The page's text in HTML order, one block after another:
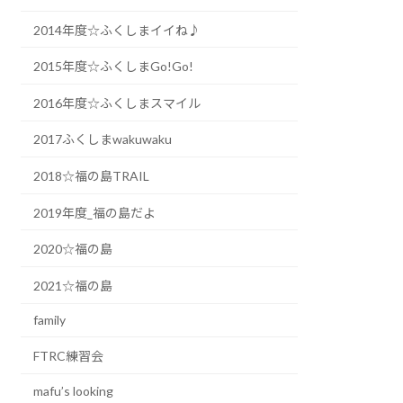
2014年度☆ふくしまイイね♪
2015年度☆ふくしまGo!Go!
2016年度☆ふくしまスマイル
2017ふくしまwakuwaku
2018☆福の島TRAIL
2019年度_福の島だよ
2020☆福の島
2021☆福の島
family
FTRC練習会
mafu’s looking